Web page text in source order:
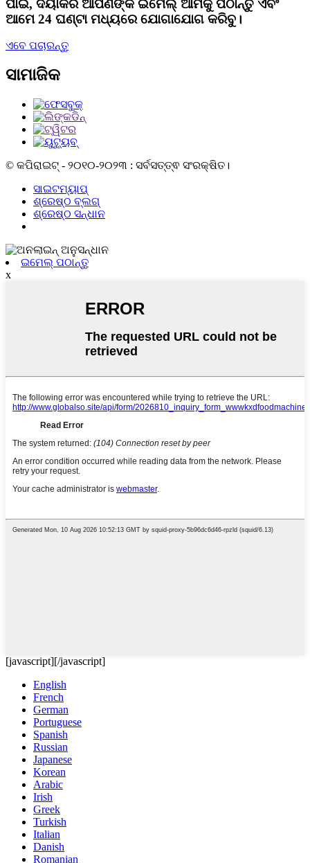
ପାଇଁ, ଦୟାକରି ଆପଣଙ୍କ ଇମେଲ୍ ଆମକୁ ପଠାନ୍ତୁ ଏବଂ
ଆମେ 24 ଘଣ୍ଟା ମଧ୍ୟରେ ଯୋଗାଯୋଗ କରିବୁ।
ଏବେ ପଚାରନ୍ତୁ
ସାମାଜିକ
© କପିରାଇଟ୍ - ୨୦୧୦-୨୦୨୩ : ସର୍ବସତ୍ତ୍ଵ ସଂରକ୍ଷିତ।
ସାଇଟମ୍ୟାପ୍
ଶ୍ରେଷ୍ଠ ବ୍ଲଗ୍
ଶ୍ରେଷ୍ଠ ସନ୍ଧାନ
ଇମେଲ୍ ପଠାନ୍ତୁ
x
[javascript][/javascript]
English
French
German
Portuguese
Spanish
Russian
Japanese
Korean
Arabic
Irish
Greek
Turkish
Italian
Danish
Romanian